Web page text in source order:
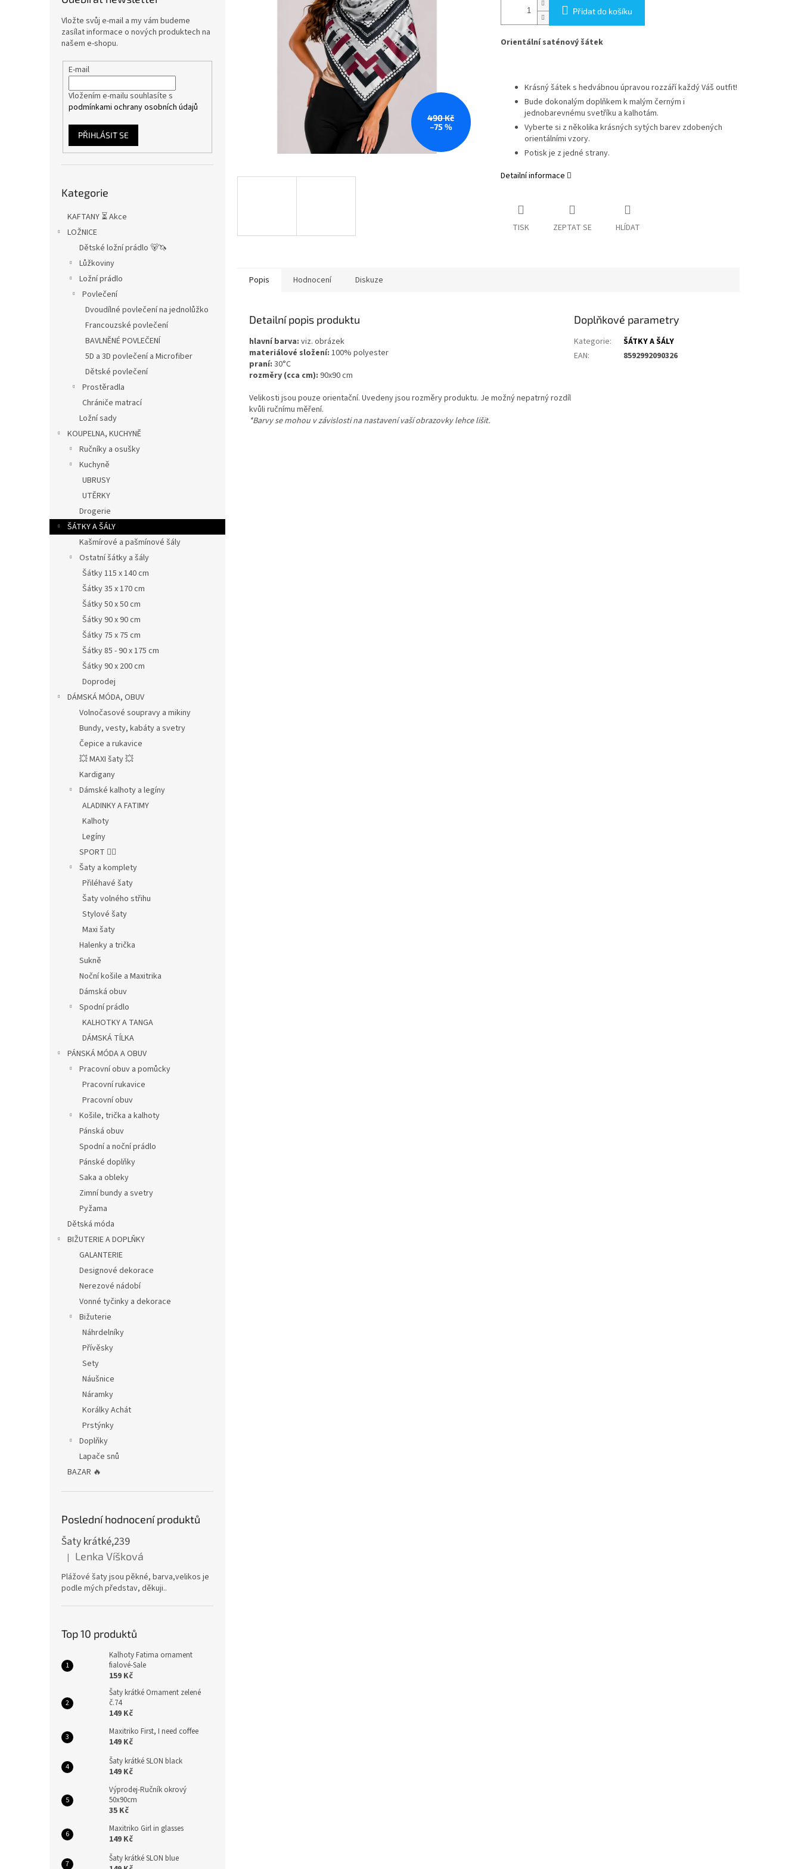
Vložte svůj e-mail a my vám budeme
zasílat informace o nových produktech na
našem e-shopu.
E-mail
Vložením e-mailu souhlasíte s
podmínkami ochrany osobních údajů
PŘIHLÁSIT SE
kategorie
Kategorie
KAFTANY ⏳ Akce
LOŽNICE
Dětské ložní prádlo 🐻🦄
Lůžkoviny
Ložní prádlo
Povlečení
Dvoudílné povlečení na jednolůžko
Francouzské povlečení
BAVLNĚNÉ POVLEČENÍ
5D a 3D povlečení a Microfiber
Dětské povlečení
Prostěradla
Chrániče matrací
Ložní sady
KOUPELNA, KUCHYNĚ
Ručníky a osušky
Kuchyně
UBRUSY
UTĚRKY
Drogerie
ŠÁTKY A ŠÁLY
Kašmírové a pašmínové šály
Ostatní šátky a šály
Šátky 115 x 140 cm
Šátky 35 x 170 cm
Šátky 50 x 50 cm
Šátky 90 x 90 cm
Šátky 75 x 75 cm
Šátky 85 - 90 x 175 cm
Šátky 90 x 200 cm
Doprodej
DÁMSKÁ MÓDA, OBUV
Volnočasové soupravy a mikiny
Bundy, vesty, kabáty a svetry
Čepice a rukavice
💥 MAXI šaty 💥
Kardigany
Dámské kalhoty a legíny
ALADINKY A FATIMY
Kalhoty
Legíny
SPORT 🤸‍♂️
Šaty a komplety
Přiléhavé šaty
Šaty volného střihu
Stylové šaty
Maxi šaty
Halenky a trička
Sukně
Noční košile a Maxitrika
Dámská obuv
Spodní prádlo
KALHOTKY A TANGA
DÁMSKÁ TÍLKA
PÁNSKÁ MÓDA A OBUV
Pracovní obuv a pomůcky
Pracovní rukavice
Pracovní obuv
Košile, trička a kalhoty
Pánská obuv
Spodní a noční prádlo
Pánské doplňky
Saka a obleky
Zimní bundy a svetry
Pyžama
Dětská móda
BIŽUTERIE A DOPLŇKY
GALANTERIE
Designové dekorace
Nerezové nádobí
Vonné tyčinky a dekorace
Bižuterie
Náhrdelníky
Přívěsky
Sety
Náušnice
Náramky
Korálky Achát
Prstýnky
Doplňky
Lapače snů
BAZAR 🔥
Poslední hodnocení produktů
Šaty krátké,239
Hodnocení produktu je 5 z 5 hvězdiček.
| Lenka Víšková
Plážové šaty jsou pěkné, barva,velikos je
podle mých představ, děkuji..
Top 10 produktů
Kalhoty Fatima ornament
fialové-Sale
159 Kč
Šaty krátké Ornament zelené
č.74
149 Kč
Maxitriko First, I need coffee
149 Kč
Šaty krátké SLON black
149 Kč
Výprodej-Ručník okrový
50x90cm
35 Kč
Maxitriko Girl in glasses
149 Kč
Šaty krátké SLON blue
490 Kč
–75 %
Přidat do košíku
Orientální saténový šátek
Krásný šátek s hedvábnou úpravou rozzáří každý Váš outfit!
Bude dokonalým doplňkem k malým černým i
jednobarevnému svetříku a kalhotám.
Vyberte si z několika krásných sytých barev zdobených
orientálními vzory.
Potisk je z jedné strany.
Detailní informace
TISK ZEPTAT SE HLÍDAT
Popis Hodnocení Diskuze
Detailní popis produktu
hlavní barva: viz. obrázek
materiálové složení: 100% polyester
praní: 30°C
rozměry (cca cm): 90x90 cm
Velikosti jsou pouze orientační. Uvedeny jsou rozměry produktu. Je možný nepatrný rozdíl
kvůli ručnímu měření.
*Barvy se mohou v závislosti na nastavení vaší obrazovky lehce lišit.
Doplňkové parametry
Kategorie:
ŠÁTKY A ŠÁLY
EAN: 8592992090326